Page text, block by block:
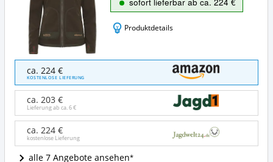
Produktdetails
Kamko
fleece
Women
Angebote:
Wo
diese
Jagdjacke
ca. 224 €
KOSTENLOSE LIEFERUNG
ca. 203 €
Lieferung ab ca.6 €
ca. 224 €
kostenlose Lieferung
alle 7 Angebote ansehen